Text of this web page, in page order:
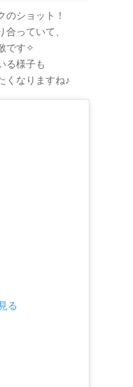
のショット！
っていて、
です✧
る様子も
くなりますね♪
る